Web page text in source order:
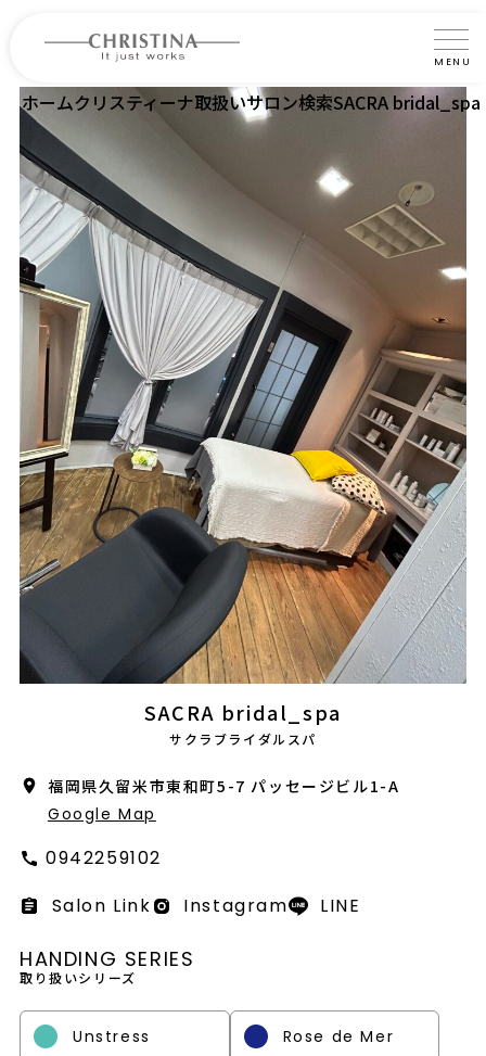
MENU
クリスティーナについて
製品について
製品の使い方
サロントリートメント
サロン検索
よくあるご質問
認定インストラクター・トレーナー紹介
コラム
会社概要
採用情報
製品導入について
ホームクリスティーナ取扱いサロン検索SACRA bridal_spa
SACRA bridal_spa
サクラブライダルスパ
福岡県久留米市東和町5-7 パッセージビル1-A
Google Map
0942259102
Salon Link
Instagram LINE
HANDING SERIES
取り扱いシリーズ
Unstress Rose de Mer